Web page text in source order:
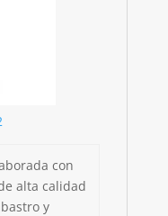
con
alta calidad
y